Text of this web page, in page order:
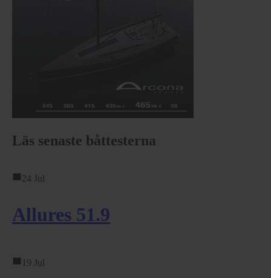
Läs senaste båttesterna
24 Jul
Allures 51.9
19 Jul